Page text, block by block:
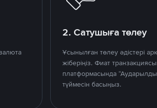
2. Сатушыға төлеу
Ұсынылған төлеу әдістері
жіберіңіз. Фиат
платформасында
түймесін басыңыз.